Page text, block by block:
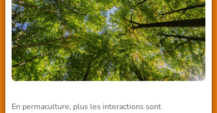
En permaculture, plus les interactions sont